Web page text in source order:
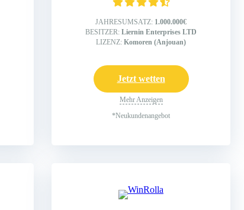
JAHRESUMSATZ: 1.000.000€
BESITZER: Liernin Enterprises LTD
LIZENZ: Komoren (Anjouan)
Jetzt wetten
Mehr Anzeigen
*Neukundenangebot